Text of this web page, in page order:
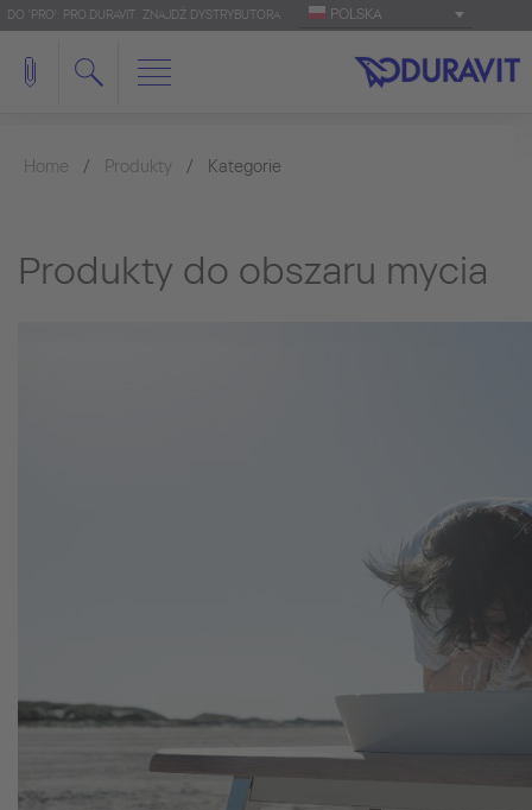
DO 'PRO': PRO.DURAVIT ZNAJDŹ DYSTRYBUTORA POLSKA
Home Produkty Kategorie
Produkty do obszaru mycia